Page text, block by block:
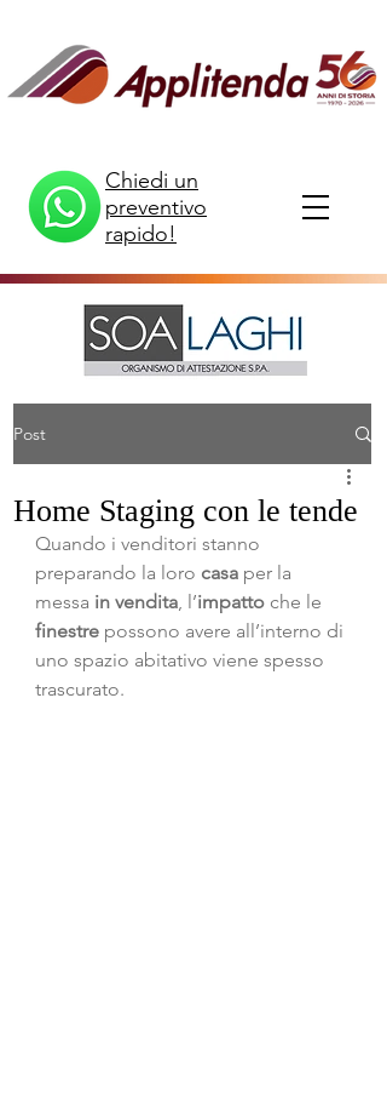
Chiedi un
preventivo
rapido!
Post
Home Staging con le tende
Quando i venditori stanno
preparando la loro casa per la
messa in vendita, l’impatto che le
finestre possono avere all’interno di
uno spazio abitativo viene spesso
trascurato.